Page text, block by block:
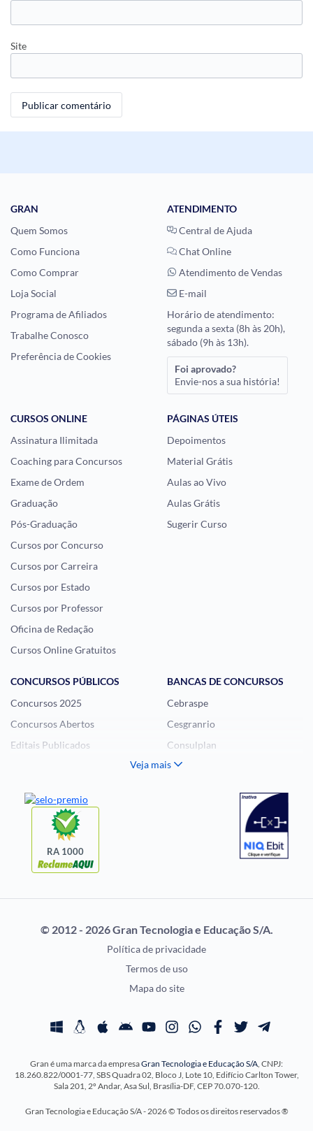
Site
GRAN
Quem Somos
Como Funciona
Como Comprar
Loja Social
Programa de Afiliados
Trabalhe Conosco
Preferência de Cookies
ATENDIMENTO
Central de Ajuda
Chat Online
Atendimento de Vendas
E-mail
Horário de atendimento:
segunda a sexta (8h às 20h),
sábado (9h às 13h).
Foi aprovado?
Envie-nos a sua história!
CURSOS ONLINE
Assinatura Ilimitada
Coaching para Concursos
Exame de Ordem
Graduação
Pós-Graduação
Cursos por Concurso
Cursos por Carreira
Cursos por Estado
Cursos por Professor
Oficina de Redação
Cursos Online Gratuitos
PÁGINAS ÚTEIS
Depoimentos
Material Grátis
Aulas ao Vivo
Aulas Grátis
Sugerir Curso
CONCURSOS PÚBLICOS
Concursos 2025
Concursos Abertos
Editais Publicados
Questões de Concurso
BANCAS DE CONCURSOS
Cebraspe
Cesgranrio
Consulplan
FCC
CONCURSOS POR
Concursos Militares
Concursos Saúde
Concursos Tribunais
Residência Multiprofissional
EXAME DE ORDEM
OAB
Prova OAB
Calendário OAB
Questões OAB
Exame de Ordem
Veja mais
RA 1000
© 2012 - 2026 Gran Tecnologia e Educação S/A.
Política de privacidade
Termos de uso
Mapa do site
Gran é uma marca da empresaGran Tecnologia e Educação S/A , CNPJ:
18.260.822/0001-77, SBS Quadra 02, Bloco J, Lote 10, Edifício Carlton Tower,
Sala 201, 2º Andar, Asa Sul, Brasília-DF, CEP 70.070-120.
Gran Tecnologia e Educação S/A - 2026 © Todos os direitos reservados ®